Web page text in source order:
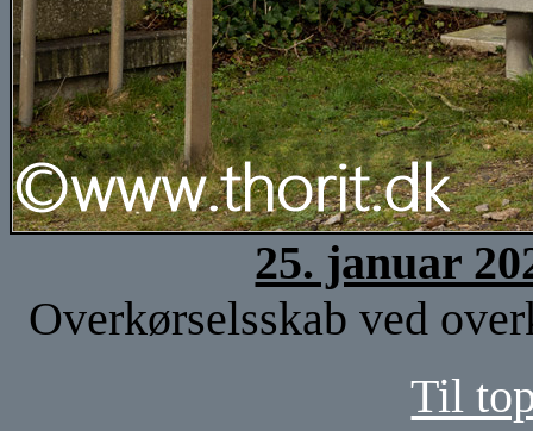
25. januar
Overkørselsskab ved
Til